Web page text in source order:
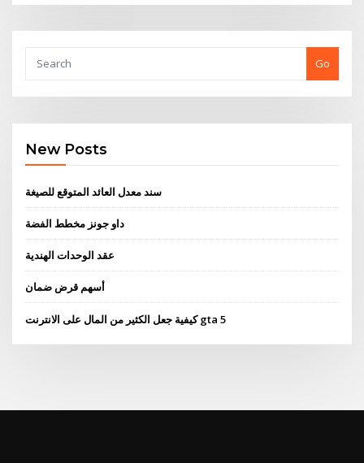
Go
New Posts
سند معدل العائد المتوقع للصيغة
داو جونز مخطط الفضة
عقد الوحدات الهندية
أسهم قرض ضمان
كيفية جعل الكثير من المال على الانترنت gta 5